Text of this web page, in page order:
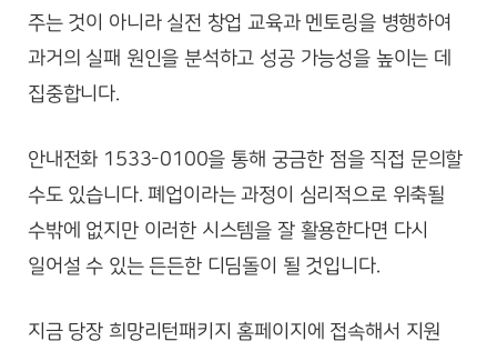
주는 것이 아니라 실전 창업 교육과 멘토링을 병행하여
과거의 실패 원인을 분석하고 성공 가능성을 높이는 데
집중합니다.
안내전화 1533-0100을 통해 궁금한 점을 직접 문의할
수도 있습니다. 폐업이라는 과정이 심리적으로 위축될
수밖에 없지만 이러한 시스템을 잘 활용한다면 다시
일어설 수 있는 든든한 디딤돌이 될 것입니다.
지금 당장 희망리턴패키지 홈페이지에 접속해서 지원